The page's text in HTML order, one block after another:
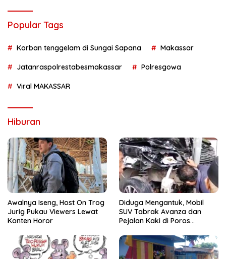
Popular Tags
Korban tenggelam di Sungai Sapana Makassar
Jatanraspolrestabesmakassar Polresgowa
Viral MAKASSAR
Hiburan
Awalnya Iseng, Host On Trog
Jurig Pukau Viewers Lewat
Konten Horor
Diduga Mengantuk, Mobil
SUV Tabrak Avanza dan
Pejalan Kaki di Poros